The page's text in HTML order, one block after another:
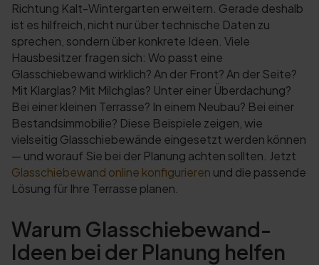
Richtung Kalt-Wintergarten erweitern. Gerade deshalb
ist es hilfreich, nicht nur über technische Daten zu
sprechen, sondern über konkrete Ideen. Viele
Hausbesitzer fragen sich: Wo passt eine
Glasschiebewand wirklich? An der Front? An der Seite?
Mit Klarglas? Mit Milchglas? Unter einer Überdachung?
Bei einer kleinen Terrasse? In einem Neubau? Bei einer
Bestandsimmobilie? Diese Beispiele zeigen, wie
vielseitig Glasschiebewände eingesetzt werden können
— und worauf Sie bei der Planung achten sollten. Jetzt
Glasschiebewand online konfigurieren und die passende
Lösung für Ihre Terrasse planen.
Warum Glasschiebewand-
Ideen bei der Planung helfen